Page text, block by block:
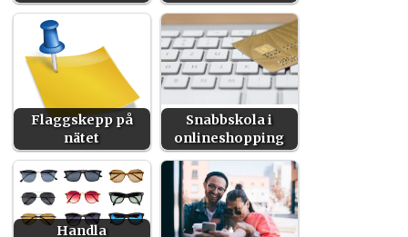
Flaggskepp på
nätet
Snabbskola i
onlineshopping
Handla